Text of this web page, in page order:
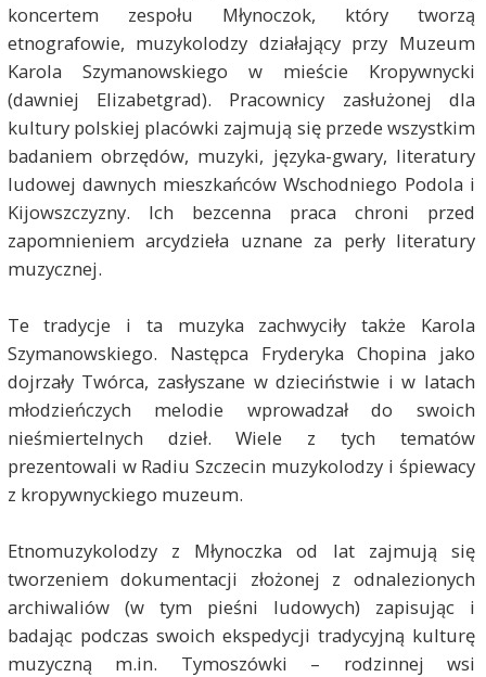
koncertem zespołu Młynoczok, który tworzą
etnografowie, muzykolodzy działający przy Muzeum
Karola Szymanowskiego w mieście Kropywnycki
(dawniej Elizabetgrad). Pracownicy zasłużonej dla
kultury polskiej placówki zajmują się przede wszystkim
badaniem obrzędów, muzyki, języka-gwary, literatury
ludowej dawnych mieszkańców Wschodniego Podola i
Kijowszczyzny. Ich bezcenna praca chroni przed
zapomnieniem arcydzieła uznane za perły literatury
muzycznej.
Te tradycje i ta muzyka zachwyciły także Karola
Szymanowskiego. Następca Fryderyka Chopina jako
dojrzały Twórca, zasłyszane w dzieciństwie i w latach
młodzieńczych melodie wprowadzał do swoich
nieśmiertelnych dzieł. Wiele z tych tematów
prezentowali w Radiu Szczecin muzykolodzy i śpiewacy
z kropywnyckiego muzeum.
Etnomuzykolodzy z Młynoczka od lat zajmują się
tworzeniem dokumentacji złożonej z odnalezionych
archiwaliów (w tym pieśni ludowych) zapisując i
badając podczas swoich ekspedycji tradycyjną kulturę
muzyczną m.in. Tymoszówki – rodzinnej wsi